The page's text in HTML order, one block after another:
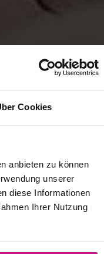
Cookies
anbieten zu können
unserer
diese Informationen
Ihrer Nutzung